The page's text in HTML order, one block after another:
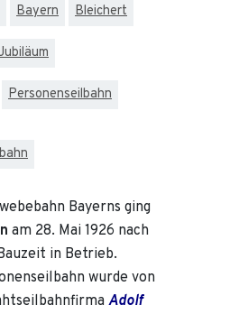
Bayern Bleichert
Personenseilbahn
Bayerns ging
am 28. Mai 1926 nach
in Betrieb.
wurde von
Adolf